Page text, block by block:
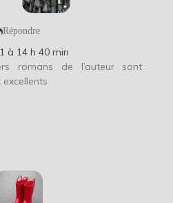
Répondre
à 14 h 40 min
romans de l’auteur sont